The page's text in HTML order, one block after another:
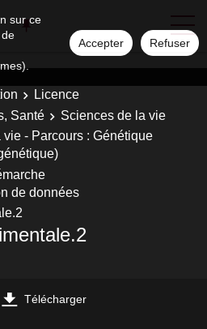
sur ce
Accepter Refuser
Licence
Santé
Sciences de la vie
- Parcours : Génétique
de données
Télécharger